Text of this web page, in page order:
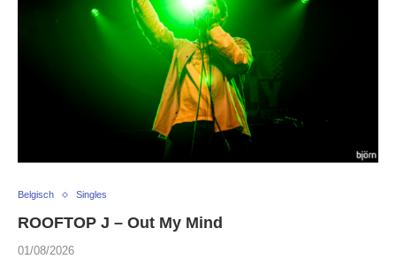
Belgisch Singles
ROOFTOP J – Out My Mind
01/08/2026